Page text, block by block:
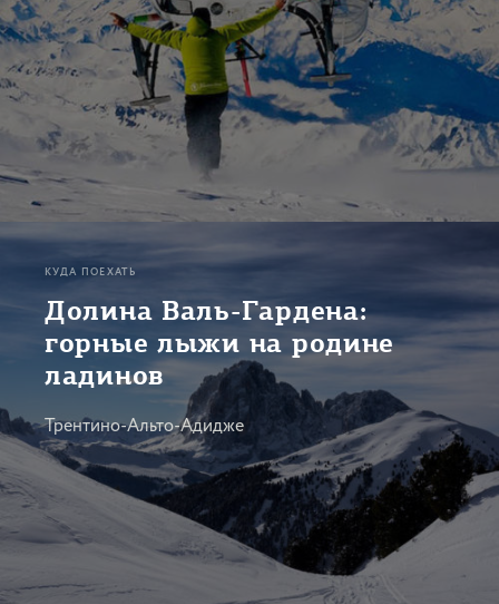
КУДА ПОЕХАТЬ
Долина Валь-Гардена:
горные лыжи на родине
ладинов
Трентино-Альто-Адидже